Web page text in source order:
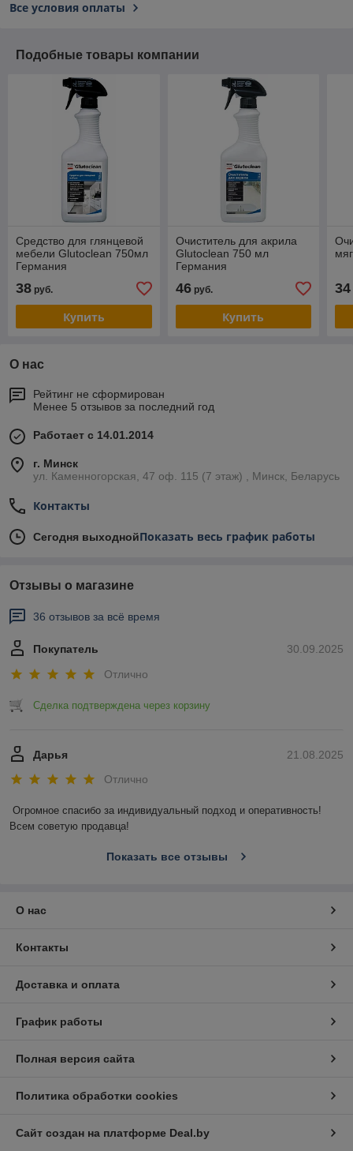
Все условия оплаты
Подобные товары компании
Средство для глянцевой
мебели Glutoclean 750мл
Германия
38 руб.
Купить
Очиститель для акрила
Glutoclean 750 мл
Германия
46руб.
Купить
34
О нас
Рейтинг не сформирован
Менее 5 отзывов за последний год
Работает с 14.01.2014
г. Минск
ул. Каменногорская, 47 оф. 115 (7 этаж) , Минск, Беларусь
Контакты
Сегодня выходнойПоказать весь график работы
Отзывы о магазине
36 отзывов за всё время
30.09.2025
Покупатель
Отлично
Сделка подтверждена через корзину
21.08.2025
Дарья
Отлично
Огромное спасибо за индивидуальный подход и оперативность!
Всем советую продавца!
Показать все отзывы
О нас
Контакты
Доставка и оплата
График работы
Полная версия сайта
Политика обработки cookies
Сайт создан на платформе Deal.by